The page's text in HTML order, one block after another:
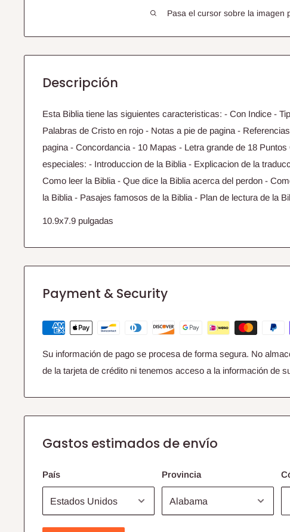
Pasa el cursor sobre la imagen
Descripción
Esta Biblia tiene las siguientes caracteristicas: - Con Indice -
Palabras de Cristo en rojo - Notas a pie de pagina -
pagina - Concordancia - 10 Mapas - Letra grande de 18 Puntos
especiales: - Introduccion de la Biblia - Explicacion de la
Como leer la Biblia - Que dice la Biblia acerca del perdon -
la Biblia - Pasajes famosos de la Biblia - Plan de lectura de la
10.9x7.9 pulgadas
Payment & Security
Su información de pago se procesa de forma segura. No
de la tarjeta de crédito ni tenemos acceso a la información de
Gastos estimados de envío
País Provincia